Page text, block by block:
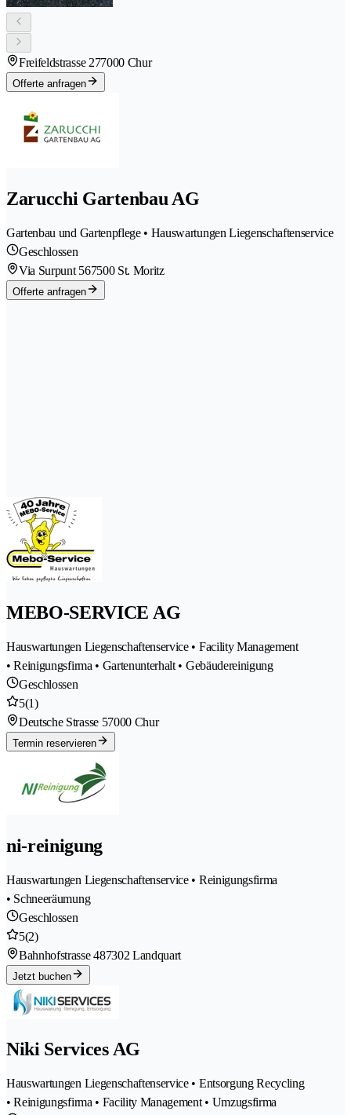
Freifeldstrasse 277000 Chur
Offerte anfragen
Zarucchi Gartenbau AG
Gartenbau und Gartenpflege • Hauswartungen Liegenschaftenservice
Geschlossen
Via Surpunt 567500 St. Moritz
Offerte anfragen
MEBO-SERVICE AG
Hauswartungen Liegenschaftenservice • Facility Management
• Reinigungsfirma • Gartenunterhalt • Gebäudereinigung
Geschlossen
5(1)
Deutsche Strasse 57000 Chur
Termin reservieren
ni-reinigung
Hauswartungen Liegenschaftenservice • Reinigungsfirma
• Schneeräumung
Geschlossen
5(2)
Bahnhofstrasse 487302 Landquart
Jetzt buchen
Niki Services AG
Hauswartungen Liegenschaftenservice • Entsorgung Recycling
• Reinigungsfirma • Facility Management • Umzugsfirma